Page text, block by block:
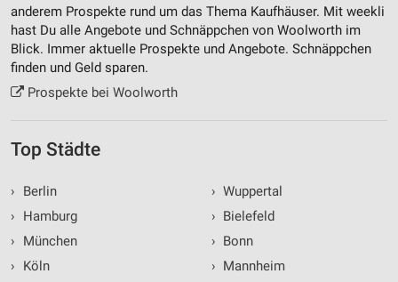
anderem Prospekte rund um das Thema Kaufhäuser. Mit weekli
hast Du alle Angebote und Schnäppchen von Woolworth im
Blick. Immer aktuelle Prospekte und Angebote. Schnäppchen
finden und Geld sparen.
Prospekte bei Woolworth
Top Städte
›
Berlin
›
Hamburg
›
München
›
Köln
› Wuppertal
› Bielefeld
› Bonn
› Mannheim
von Inhalten
Verwendung von Profilen zur Auswahl
personalisierter Inhalte
Messung der Werbeleistung
Kombinationen von Daten aus verschiedenen
Entwicklung und Verbesserung der Angebote